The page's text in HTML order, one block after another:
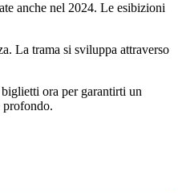
anche nel 2024. Le esibizioni
La trama si sviluppa attraverso
ora per garantirti un
profondo.